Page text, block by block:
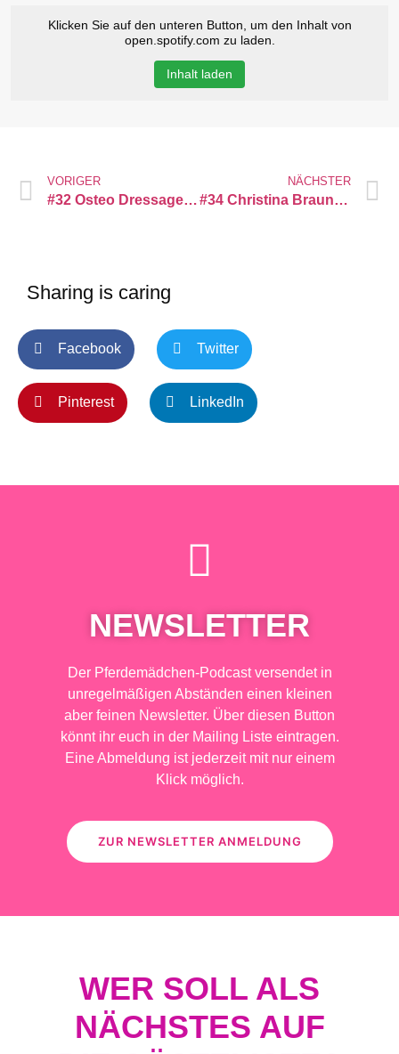
Klicken Sie auf den unteren Button, um den Inhalt von
open.spotify.com zu laden.
Inhalt laden
VORIGER
#32 Osteo Dressage mit Katharina / Claudia
NÄCHSTER
#34 Christina Braunecker-Lang • Warum sollten wir mehr über Herpes reden?
Sharing is caring
Facebook Twitter
Pinterest LinkedIn
NEWSLETTER
Der Pferdemädchen-Podcast versendet in
unregelmäßigen Abständen einen kleinen
aber feinen Newsletter. Über diesen Button
könnt ihr euch in der Mailing Liste eintragen.
Eine Abmeldung ist jederzeit mit nur einem
Klick möglich.
ZUR NEWSLETTER ANMELDUNG
WER SOLL ALS
NÄCHSTES AUF